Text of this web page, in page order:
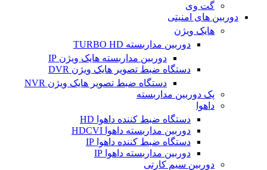
گت وی
دوربین های امنیتی
هایک ویژن
دوربین مداربسته TURBO HD
دوربین مداربسته هایک ویژن IP
دستگاه ضبط تصویر هایک ویژن DVR
دستگاه ضبط تصویر هایک ویژن NVR
پک دوربین مداربسته
داهوا
دستگاه ضبط کننده داهوا HD
دوربین مداربسته داهوا HDCVI
دستگاه ضبط کننده داهوا IP
دوربین مداربسته داهوا IP
دوربین سیم کارتی